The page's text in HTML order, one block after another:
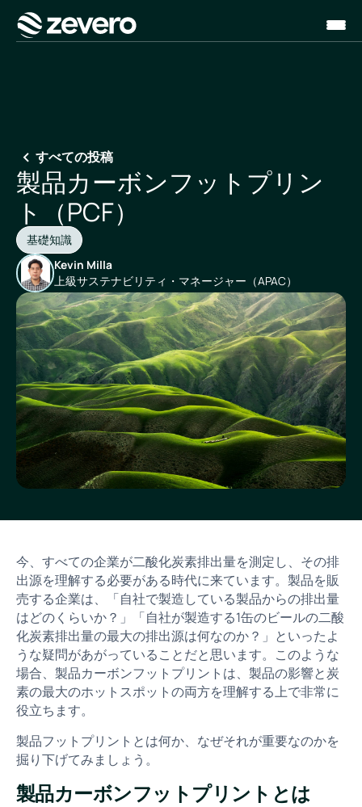
ホーム
すべての投稿
製品カーボンフットプリン
ト（PCF）
基礎知識
Kevin Milla
上級サステナビリティ・マネージャー（APAC）
今、すべての企業が二酸化炭素排出量を測定し、その排
出源を理解する必要がある時代に来ています。製品を販
売する企業は、「自社で製造している製品からの排出量
はどのくらいか？」「自社が製造する1缶のビールの二酸
化炭素排出量の最大の排出源は何なのか？」といったよ
うな疑問があがっていることだと思います。このような
場合、製品カーボンフットプリントは、製品の影響と炭
素の最大のホットスポットの両方を理解する上で非常に
役立ちます。
製品フットプリントとは何か、なぜそれが重要なのかを
掘り下げてみましょう。
製品カーボンフットプリントとは